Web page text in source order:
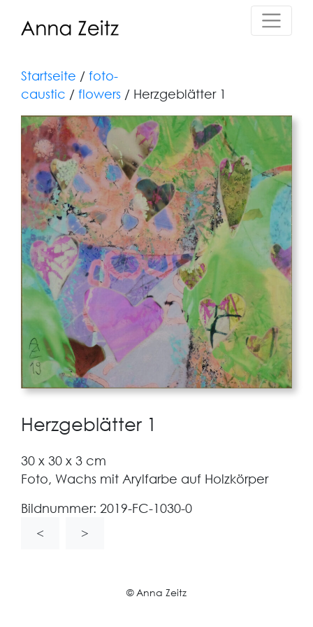
Startseite / foto-
caustic / flowers / Herzgeblätter 1
Herzgeblätter 1
30 x 30 x 3 cm
Foto, Wachs mit Arylfarbe auf Holzkörper
Bildnummer: 2019-FC-1030-0
<
>
© Anna Zeitz